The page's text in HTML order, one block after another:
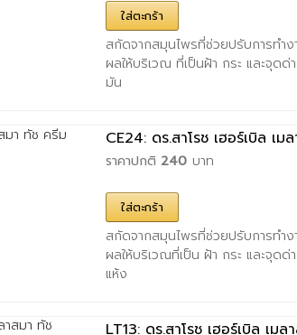
ใส่ตะกร้า
สกัดจากสมุนไพรที่ช่วยปรับการทำง
ผลให้บริเวณ ที่เป็นฝ้า กระ และจุดด่
มัน
CE24: ดร.สาโรช เฮอร์เบิล เม
ราคาปกติ 240 บาท
ใส่ตะกร้า
สกัดจากสมุนไพรที่ช่วยปรับการทำง
ผลให้บริเวณที่เป็น ฝ้า กระ และจุดด่
แห้ง
LT13: ดร.สาโรช เฮอร์เบิล เม